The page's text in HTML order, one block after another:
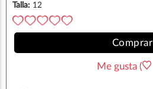
Talla: 12
Comprar
Me gusta (